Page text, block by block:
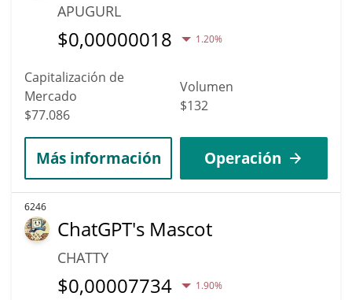
APUGURL
$0,00000018 1.20%
Capitalización de
Mercado
$77.086
Volumen
$132
Más información Operación
6246
ChatGPT's Mascot
CHATTY
$0,00007734 1.90%